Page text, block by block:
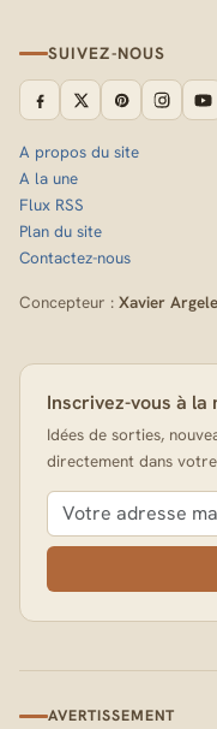
SUIVEZ-NOUS
A propos du site
A la une
Flux RSS
Plan du site
Contactez-nous
Concepteur : Xavier
Inscrivez-vous à la
Idées de sorties,
directement dans
AVERTISSEMENT